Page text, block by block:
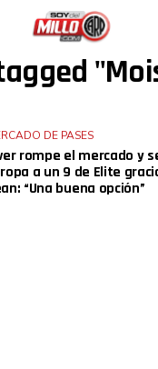
DE PASES
rompe el mercado y
a un 9 de Elite
“Una buena opción”